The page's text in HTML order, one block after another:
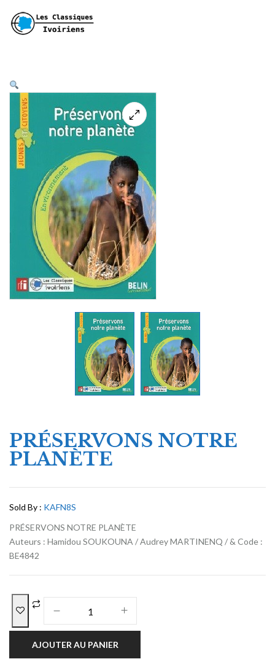
PRÉSERVONS NOTRE
PLANÈTE
Sold By : KAFN8S
PRÉSERVONS NOTRE PLANÈTE
Auteurs : Hamidou SOUKOUNA / Audrey MARTINENQ / & Code :
BE4842
AJOUTER AU PANIER